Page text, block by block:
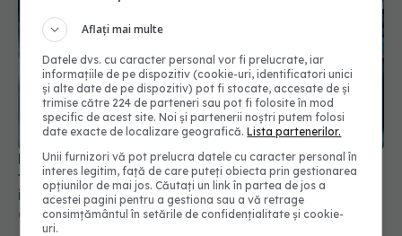
Pacienții ar putea avea acces mai rapid la
tratamente. UNIFARM anunță un parteneriat
important
04 aug 2026, 12:30
Aflați mai multe
Datele dvs. cu caracter personal vor fi prelucrate, iar
informațiile de pe dispozitiv (cookie-uri, identificatori unici
și alte date de pe dispozitiv) pot fi stocate, accesate de și
trimise către 224 de parteneri sau pot fi folosite în mod
specific de acest site. Noi și partenerii noștri putem folosi
date exacte de localizare geografică.Lista partenerilor.
Unii furnizori vă pot prelucra datele cu caracter personal în
interes legitim, față de care puteți obiecta prin gestionarea
opțiunilor de mai jos. Căutați un link în partea de jos a
acestei pagini pentru a gestiona sau a vă retrage
consimțământul în setările de confidențialitate și cookie-
uri.